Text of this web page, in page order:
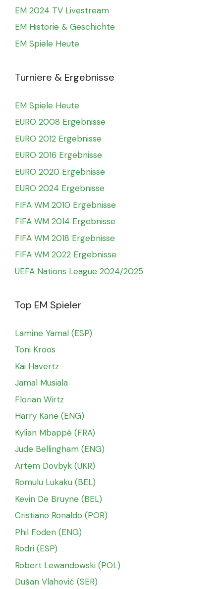
EM 2024 TV Livestream
EM Historie & Geschichte
EM Spiele Heute
Turniere & Ergebnisse
EM Spiele Heute
EURO 2008 Ergebnisse
EURO 2012 Ergebnisse
EURO 2016 Ergebnisse
EURO 2020 Ergebnisse
EURO 2024 Ergebnisse
FIFA WM 2010 Ergebnisse
FIFA WM 2014 Ergebnisse
FIFA WM 2018 Ergebnisse
FIFA WM 2022 Ergebnisse
UEFA Nations League 2024/2025
Top EM Spieler
Lamine Yamal (ESP)
Toni Kroos
Kai Havertz
Jamal Musiala
Florian Wirtz
Harry Kane (ENG)
Kylian Mbappé (FRA)
Jude Bellingham (ENG)
Artem Dovbyk (UKR)
Romulu Lukaku (BEL)
Kevin De Bruyne (BEL)
Cristiano Ronaldo (POR)
Phil Foden (ENG)
Rodri (ESP)
Robert Lewandowski (POL)
Dušan Vlahović (SER)